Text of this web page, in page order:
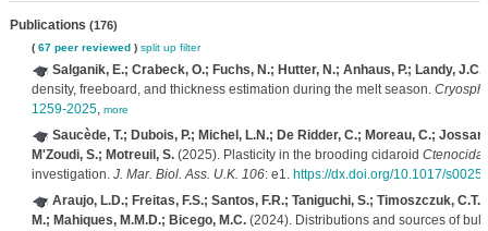
Publications (176)
( 67 peer reviewed) split up filter
Salganik, E.; Crabeck, O.; Fuchs, N.; Hutter, N.; Anhaus, P.; Landy, J.C.
density, freeboard, and thickness estimation during the melt season.
1259-2025, more
Saucède, T.; Dubois, P.; Michel, L.N.; De Ridder, C.; Moreau, C.;
M'Zoudi, S.; Motreuil, S.(2025). Plasticity in the brooding cidaroid
investigation. J. Mar. Biol. Ass. U.K. 106: e1. https://dx.doi.org/10.1017/
Araujo, L.D.; Freitas, F.S.; Santos, F.R.; Taniguchi, S.; Timoszczuk,
M.; Mahiques, M.M.D.; Bicego, M.C.(2024). Distributions and sources of